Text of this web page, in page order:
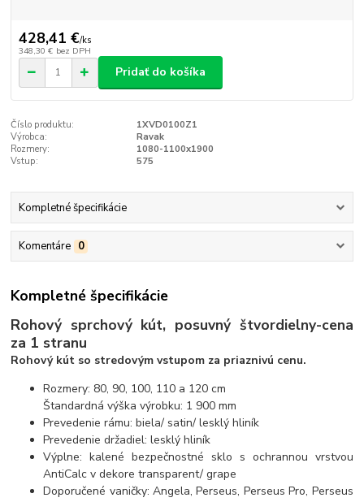
428,41 €/ks
348,30 € bez DPH
Pridať do košíka
Číslo produktu:
1XVD0100Z1
Výrobca:
Ravak
Rozmery:
1080-1100x1900
Vstup:
575
Kompletné špecifikácie
Komentáre 0
Kompletné špecifikácie
Rohový sprchový kút, posuvný štvordielny-cena
za 1 stranu
Rohový kút so stredovým vstupom za priaznivú cenu.
Rozmery: 80, 90, 100, 110 a 120 cm
Štandardná výška výrobku: 1 900 mm
Prevedenie rámu: biela/ satin/ lesklý hliník
Prevedenie držadiel: lesklý hliník
Výplne: kalené bezpečnostné sklo s ochrannou vrstvou
AntiCalc v dekore transparent/ grape
Doporučené vaničky: Angela, Perseus, Perseus Pro, Perseus